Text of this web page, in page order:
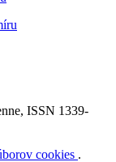
ISSN 1339-
cookies .